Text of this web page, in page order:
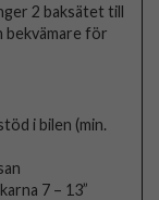
2 baksätet till
bekvämare för
i bilen (min.
7 – 13”